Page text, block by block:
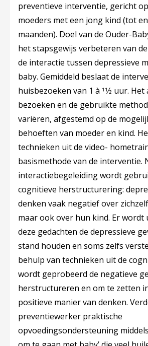
preventieve interventie, gericht
moeders met een jong kind (tot
maanden). Doel van de Ouder-
het stapsgewijs verbeteren van
de interactie tussen depressieve
baby. Gemiddeld beslaat de
huisbezoeken van 1 à 11⁄2 uur.
bezoeken en de gebruikte
variëren, afgestemd op de
behoeften van moeder en kind.
technieken uit de video-
basismethode van de interventie.
interactiebegeleiding wordt
cognitieve herstructurering:
denken vaak negatief over
maar ook over hun kind. Er wordt
deze gedachten de depressieve
stand houden en soms zelfs
behulp van technieken uit de
wordt geprobeerd de negatieve
herstructureren en om te zetten
positieve manier van denken.
preventiewerker praktische
opvoedingsondersteuning